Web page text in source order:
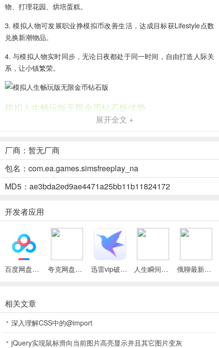
物、打理花园、烘培蛋糕。
3. 模拟人物可发展职业挣模拟币改善生活，达成目标获Lifestyle点数
兑换新潮物品。
4. 与模拟人物实时同步，无论日夜都处于同一时间，自由打造人际关
系，让小镇繁荣。
模拟人生畅玩版无限金币钻石版优势
物，随心所欲地设计理想家园，或让模拟人物住进配置齐全的房子。
从角色外貌到居住环境，一切都由你掌控。
2.
物、打理花园、烘培蛋糕、发展职业等诸多精彩玩法。挣取模拟币改
善生活，达成目标获取Lifestyle点数兑换新潮物品，全方位模拟真实
人生。
陪伴，共同经历各种喜怒哀乐。
模拟人生畅玩版无限金币钻石版怎么样
展开全文 +
厂商：暂无厂商
包名：com.ea.games.simsfreeplay_na
MD5：ae3bda2ed9ae4471a25bb11b11824172
开发者应用
百度网盘绿色免安装Pc电脑版 夸克网盘官方正式版 迅雷vip破解版永久会员2024版 人生瞬间最新手机版 俄聊最新手机版
相关文章
深入理解CSS中的@import
jQuery实现鼠标滑向当前图片高亮显示并且其它图片变灰